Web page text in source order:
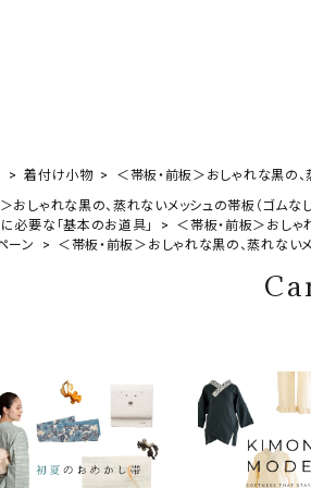
着付け小物
＜帯板・前板＞おしゃれな黒の、
おしゃれな黒の、蒸れないメッシュの帯板（ゴムな
必要な「基本のお道具」
＜帯板・前板＞おしゃ
ーン ＜帯板・前板＞おしゃれな黒の、蒸れない